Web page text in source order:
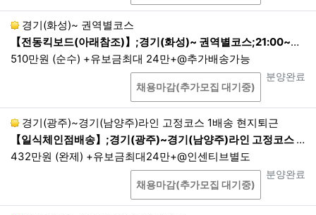
시를 할 수 없는 상태에 있거나 주소불명 등
으로 사전동의를 받을 수 없는 경우로서 정
보주체 또는 제3자의 급박한 생명, 신체, 재
산의 이익을 위해 필요한 경우
범죄의 수사와 공소제기 및 유지, 법원의
재판업무 및 형 집행을 위해 필요한 경우로
서 적법한 절차를 거친 경우
2.
제3자 제공기관이 발생 할 경우 별도 동의를 통해
진행됩니다.
3. 제3자 제공동의 철회는 서울밝은세상안과(02-344
3-0880), 부산밝은세상안과(051-805-1100)으로 요
청 가능하며, 동의 철회 시 즉시 폐기됩니다.
경기(화성)~ 권역별코스
【전동킥보드(아래참조)】;경기(화성)~ 권역별코스;21:00~03:00
510만원 (순수) +유보금최대 24만+@추가배송가능
진행상태
분양완료
상담
채용마감(추가모집 대기중)
경기(광주)~경기(남양주)라인 고정코스 1배송 현지퇴근
【일식체인점배송】;경기(광주)~경기(남양주)라인 고정코스 1배송 현지퇴근;24:00~07:00 1배송 현지퇴근
432만원 (완제) +유보금최대24만+@인센티브별도
진행상태
분양완료
상담
채용마감(추가모집 대기중)